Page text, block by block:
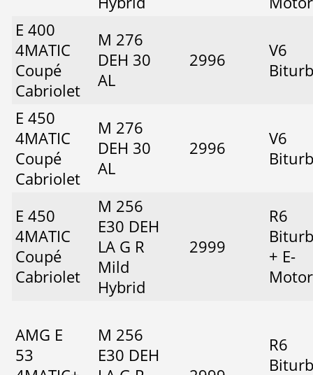
E 400
4MATIC
Coupé
Cabriolet
M 276
DEH 30
AL
2996
V6
E 450
4MATIC
Coupé
Cabriolet
M 276
DEH 30
AL
2996
V6
E 450
4MATIC
Coupé
Cabriolet
M 256
E30 DEH
LA G R
Mild
Hybrid
2999
R6
+ E-
Motor
AMG E
53
M 256
E30 DEH
R6